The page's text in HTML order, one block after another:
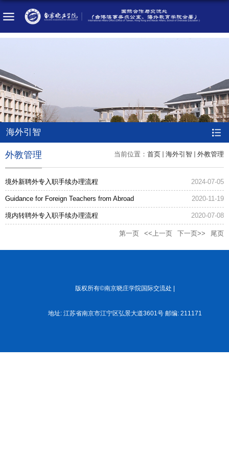
海外引智
当前位置： 首页 海外引智 外教管理
外教管理
境外新聘外专入职手续办理流程 2024-07-05
Guidance for Foreign Teachers from Abroad 2020-11-19
境内转聘外专入职手续办理流程 2020-07-08
第一页 <<上一页 下一页>> 尾页
版权所有©南京晓庄学院国际交流处 |
地址: 江苏省南京市江宁区弘景大道3601号 邮编: 211171